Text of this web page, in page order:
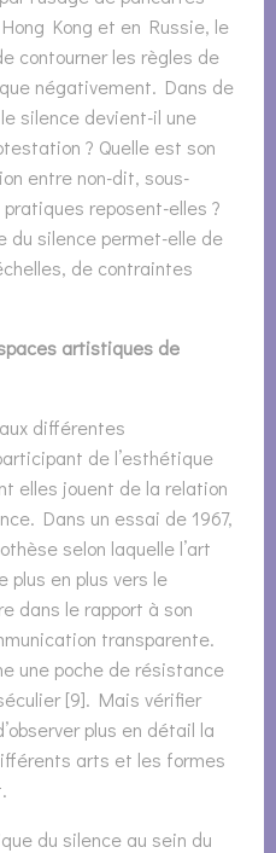
Kong et en Russie, le
contourner les règles de
négativement. Dans de
silence devient-il une
? Quelle est son
entre non-dit, sous-
reposent-elles ?
du silence permet-elle de
de contraintes
artistiques de
différentes
de l’esthétique
elles jouent de la relation
Dans un essai de 1967,
selon laquelle l’art
en plus vers le
dans le rapport à son
transparente.
une poche de résistance
[9]. Mais vérifier
plus en détail la
arts et les formes
du silence au sein du